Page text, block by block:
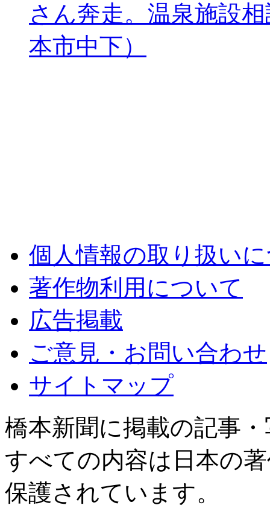
さん奔走。温泉施設
本市中下）
個人情報の取り扱い
著作物利用について
広告掲載
ご意見・お問い合わせ
サイトマップ
橋本新聞に掲載の記事
すべての内容は日本の
保護されています。